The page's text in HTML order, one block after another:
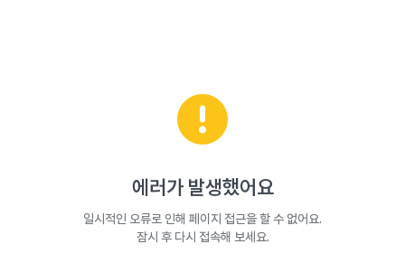
에러가 발생했어요
일시적인 오류로 인해 페이지 접근을 할 수 없어요.
잠시 후 다시 접속해 보세요.